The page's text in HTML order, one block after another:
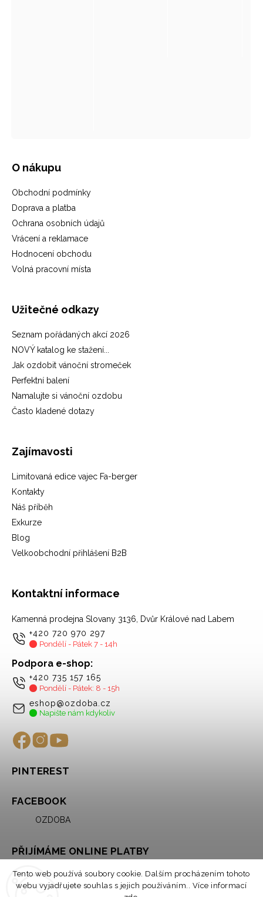
Tento web používá soubory cookie. Dalším procházením tohoto
webu vyjadřujete souhlas s jejich používáním.. Více informací
O nákupu
Obchodní podmínky
Doprava a platba
Ochrana osobních údajů
Vrácení a reklamace
Hodnocení obchodu
Volná pracovní místa
Užitečné odkazy
Seznam pořádaných akcí 2026
NOVÝ katalog ke stažení...
Jak ozdobit vánoční stromeček
Perfektní balení
Namalujte si vánoční ozdobu
Často kladené dotazy
Zajímavosti
Limitovaná edice vajec Fa-berger
Kontakty
Náš příběh
Exkurze
Blog
Velkoobchodní přihlášení B2B
Kontaktní informace
Kamenná prodejna Slovany 3136, Dvůr Králové nad Labem
+420 720 970 297
Pondělí - Pátek 7 - 14h
Podpora e-shop:
+420 735 157 165
Pondělí - Pátek: 8 - 15h
eshop@ozdoba.cz
Napište nám kdykoliv
PINTEREST
FACEBOOK
OZDOBA
PŘIJÍMÁME ONLINE PLATBY